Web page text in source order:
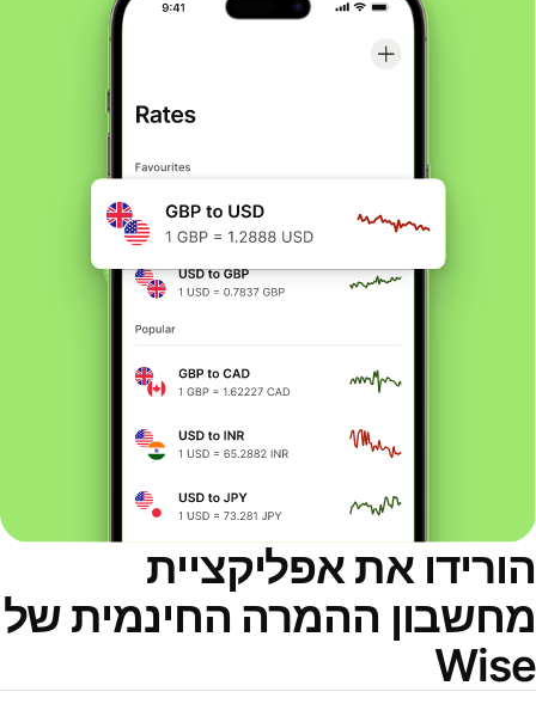
את אפליקציית
ההמרה החינמית של